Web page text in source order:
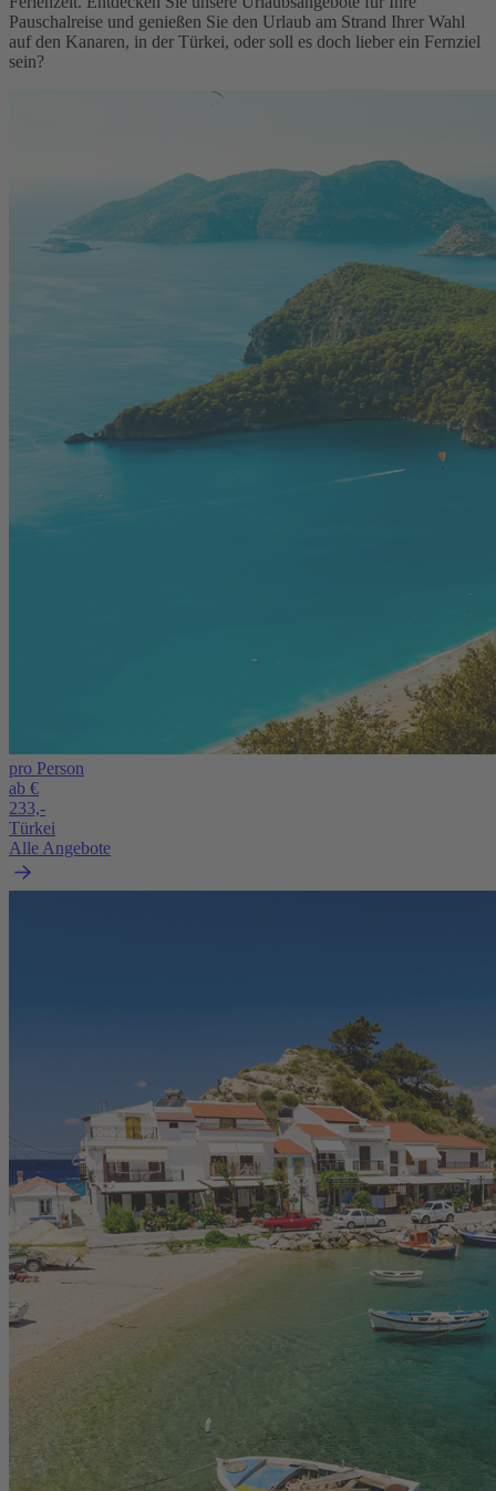
Pauschalreise und genießen Sie den Urlaub am Strand Ihrer Wahl
auf den Kanaren, in der Türkei, oder soll es doch lieber ein Fernziel
sein?
pro Person
ab €
233,-
Türkei
Alle Angebote